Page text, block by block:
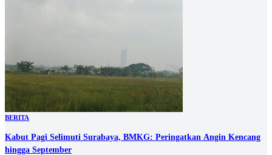
BERITA
Kabut Pagi Selimuti Surabaya, BMKG: Peringatkan Angin Kencang
hingga September